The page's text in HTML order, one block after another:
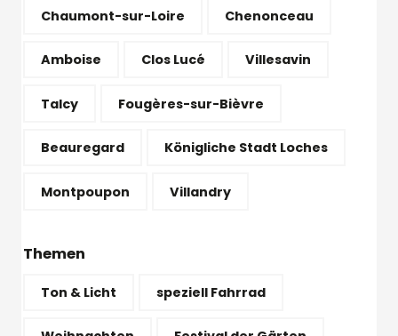
Chaumont-sur-Loire Chenonceau
Amboise Clos Lucé Villesavin
Talcy Fougères-sur-Bièvre
Beauregard Königliche Stadt Loches
Montpoupon Villandry
Themen
Ton & Licht speziell Fahrrad